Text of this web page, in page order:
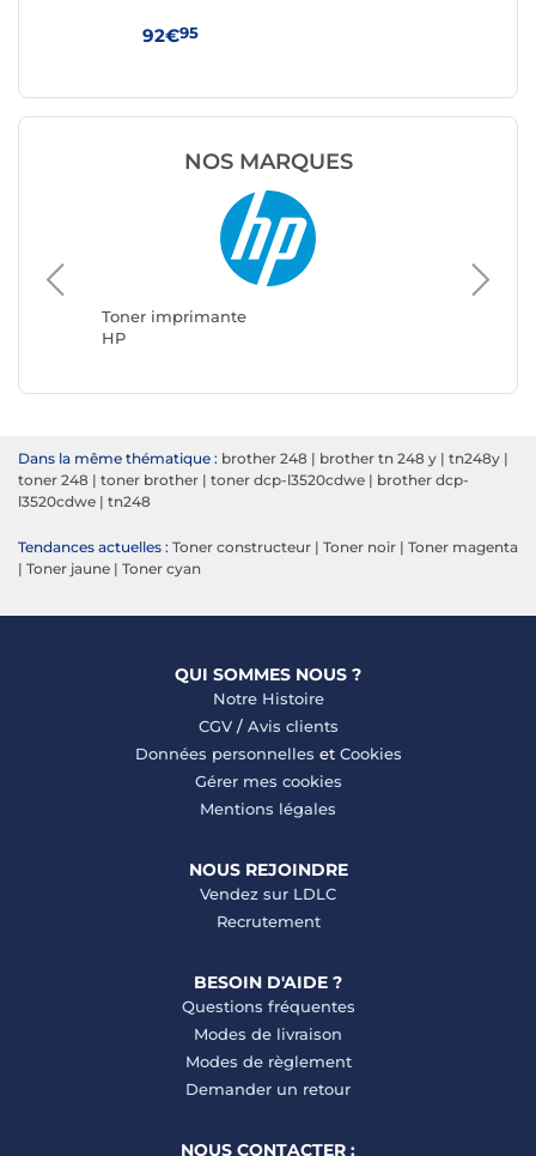
92€95
NOS MARQUES
Toner imprimante
HP
Dans la même thématique : brother 248 | brother tn 248 y | tn248y |
toner 248 | toner brother | toner dcp-l3520cdwe | brother dcp-
l3520cdwe | tn248
Tendances actuelles : Toner constructeur | Toner noir | Toner magenta
| Toner jaune | Toner cyan
QUI SOMMES NOUS ?
Notre Histoire
CGV/ Avis clients
Données personnelles et Cookies
Gérer mes cookies
Mentions légales
NOUS REJOINDRE
Vendez sur LDLC
Recrutement
BESOIN D'AIDE ?
Questions fréquentes
Modes de livraison
Modes de règlement
Demander un retour
NOUS CONTACTER :